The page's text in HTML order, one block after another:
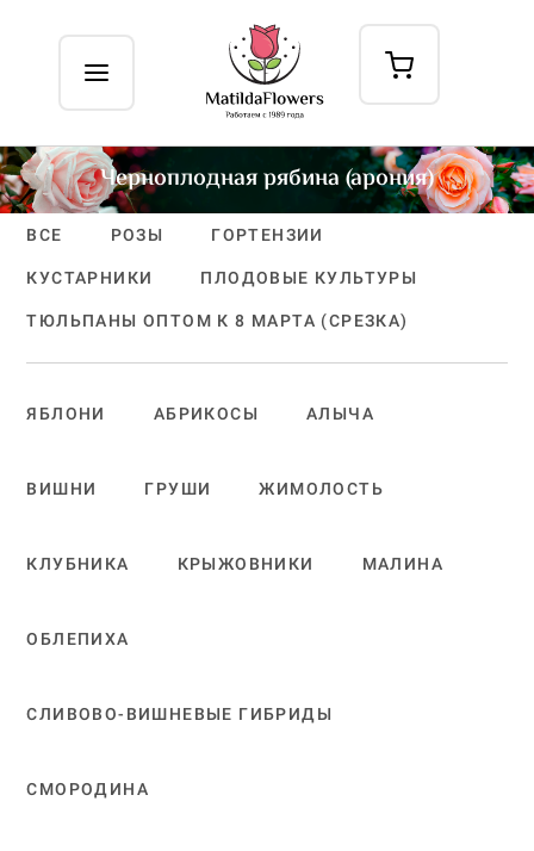
Черноплодная рябина (арония)
ВСЕ РОЗЫ ГОРТЕНЗИИ
КУСТАРНИКИ ПЛОДОВЫЕ КУЛЬТУРЫ
ТЮЛЬПАНЫ ОПТОМ К 8 МАРТА (СРЕЗКА)
ЯБЛОНИ АБРИКОСЫ АЛЫЧА
ВИШНИ ГРУШИ ЖИМОЛОСТЬ
КЛУБНИКА КРЫЖОВНИКИ МАЛИНА
ОБЛЕПИХА
СЛИВОВО-ВИШНЕВЫЕ ГИБРИДЫ
СМОРОДИНА